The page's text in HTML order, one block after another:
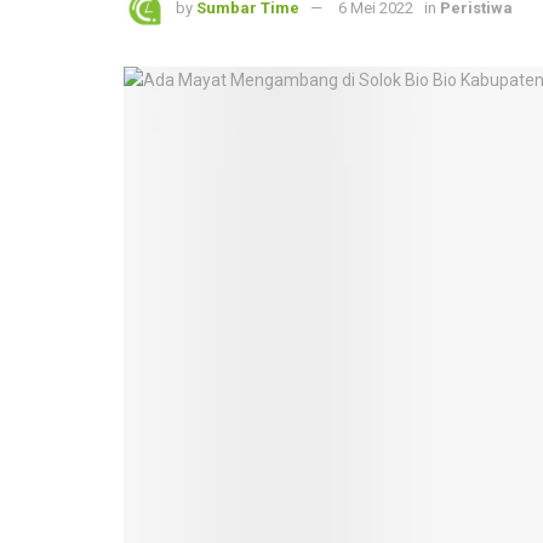
by Sumbar Time 6 Mei 2022 in Peristiwa